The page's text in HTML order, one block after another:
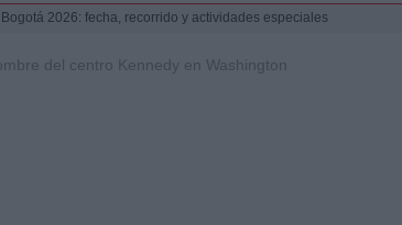
2026: fecha, recorrido y actividades especiales
Illa Plana: Menorca apuesta por el deporte náutico sostenible
del centro Kennedy en Washington